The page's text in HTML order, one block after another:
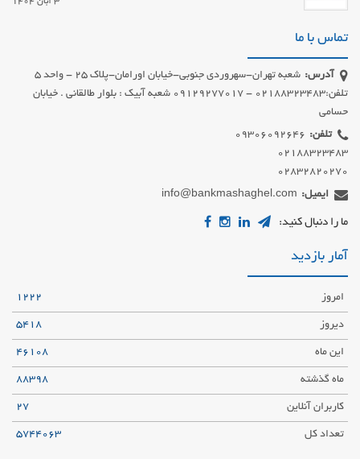
تماس با ما
آدرس:
شعبه تهران-سهروردی جنوبی-خیابان اورامان-پلاک 25 - واحد 5
تلفن:02188323483 - 09129277017 شعبه آبیک : بلوار طالقانی . خیابان
حسامی
تلفن:
02832820270
ایمیل: info@bankmashaghel.com
ما را دنبال کنید:
آمار بازدید
امروز 1222
دیروز 5418
این ماه 46108
ماه گذشته 88398
کاربران آنلاین 27
تعداد کل 5744063